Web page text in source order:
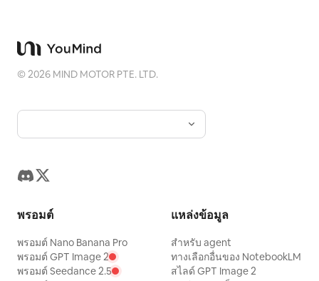
©2026 MIND MOTOR PTE. LTD.
พรอมต์
พรอมต์ Nano Banana Pro
พรอมต์ GPT Image 2
พรอมต์ Seedance 2.5
แหล่งข้อมูล
สำหรับ agent
ทางเลือกอื่นของ NotebookLM
สไลด์ GPT Image 2